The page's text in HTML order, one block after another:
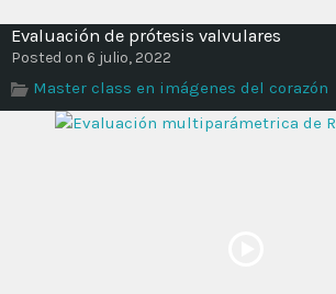
Evaluación de prótesis valvulares
Posted on 6 julio, 2022
Master class en imágenes del corazón